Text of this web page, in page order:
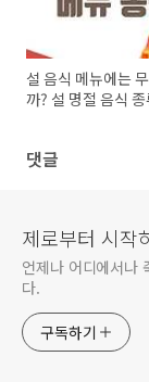
설 음식 메뉴에는
까? 설 명절 음식
댓글
제로부터 시작
언제나 어디에서나
다.
구독하기